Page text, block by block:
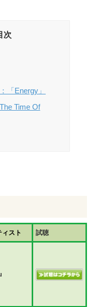
次
「Energy」
Time Of
ィスト 試聴